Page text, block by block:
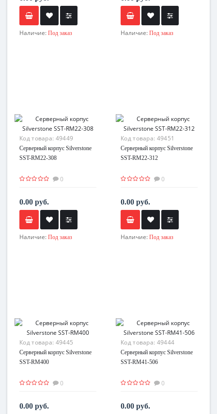
Наличие: Под заказ Наличие: Под заказ
Код товара: 49449
Серверный корпус Silverstone
SST-RM22-308
0
0.00 руб.
Наличие: Под заказ
Код товара: 49451
Серверный корпус Silverstone
SST-RM22-312
0
0.00 руб.
Наличие: Под заказ
Код товара: 49445
Серверный корпус Silverstone
SST-RM400
0
0.00 руб.
Код товара: 49444
Серверный корпус Silverstone
SST-RM41-506
0
0.00 руб.